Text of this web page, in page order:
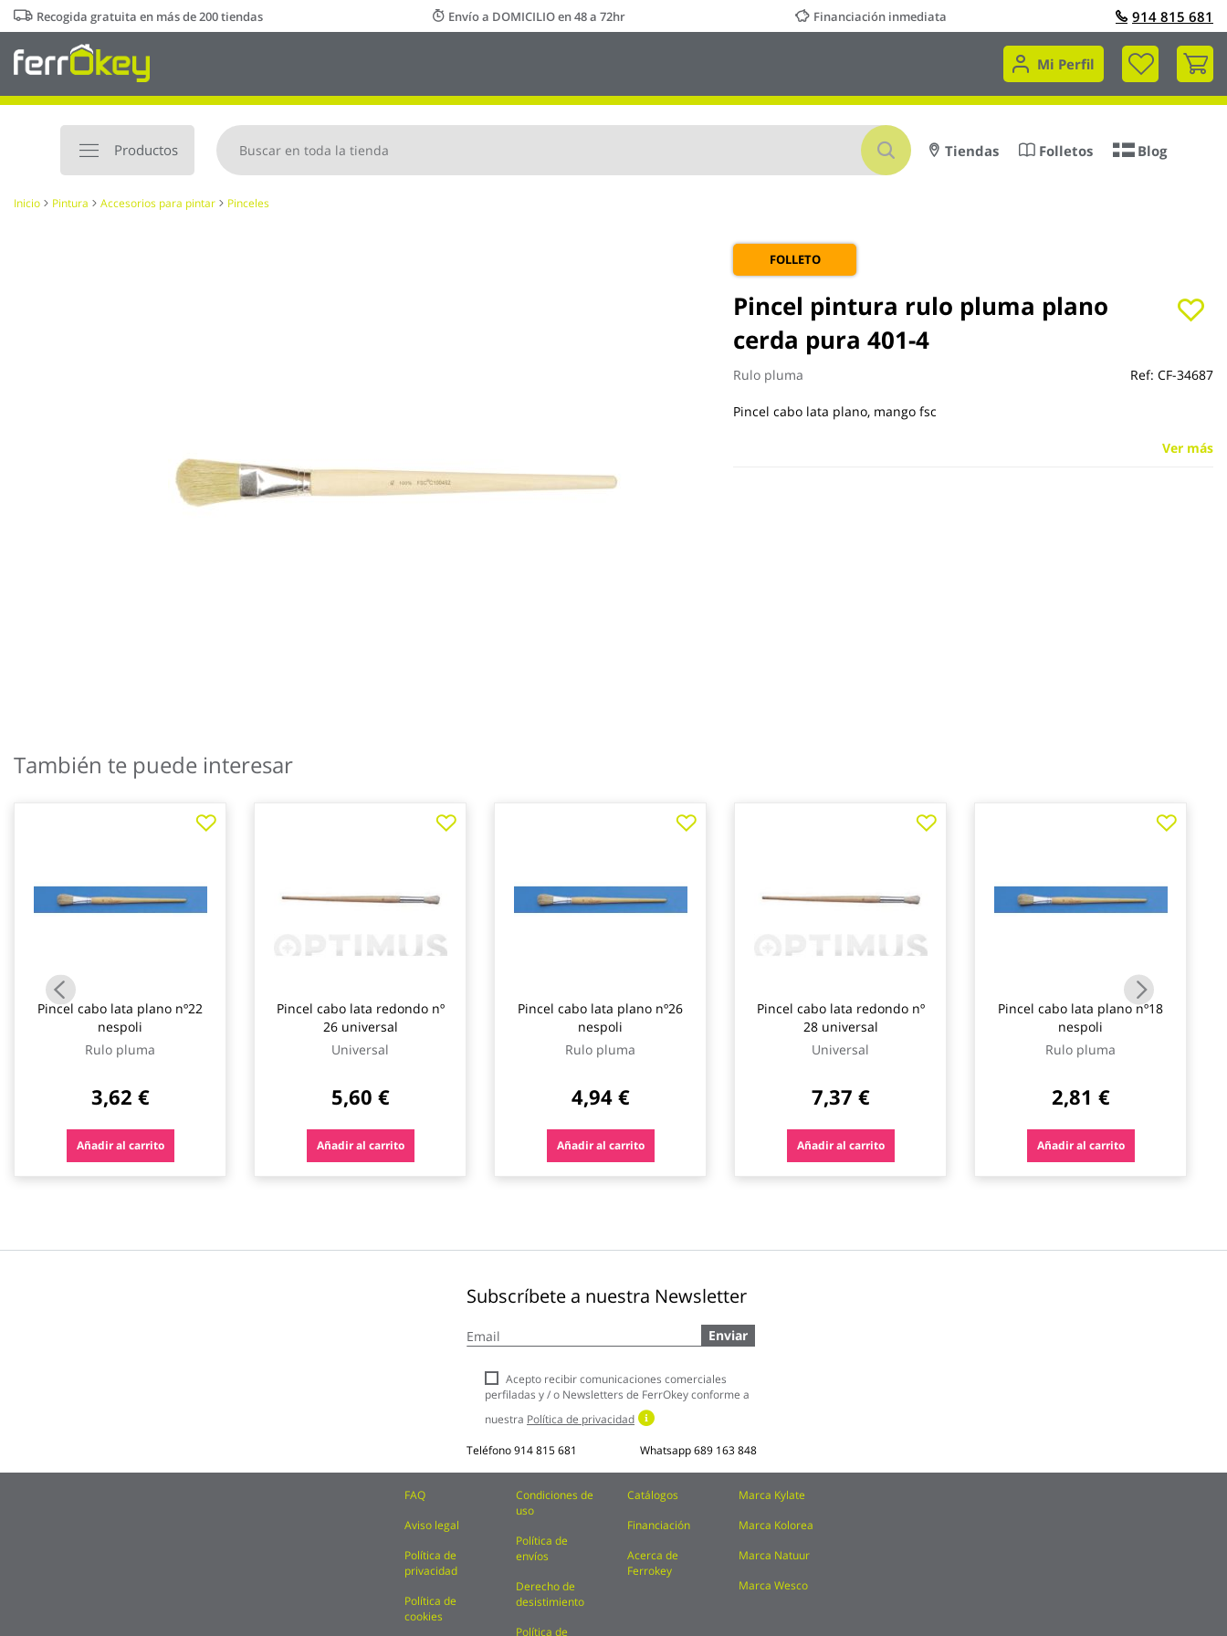
Ir
al
contenido
Recogida gratuita en más de 200 tiendas Envío a DOMICILIO en 48 a 72hr Financiación inmediata 914 815 681
Mi Perfil
Mi
Productos
Buscar
Tiendas Folletos Blog
Inicio Pintura Accesorios para pintar Pinceles
FOLLETO
Pincel pintura rulo pluma plano
cerda pura 401-4
Rulo pluma Ref: CF-34687
Pincel cabo lata plano, mango fsc
Ver más
al
comienzo
También te puede interesar
Pincel cabo lata plano nº22
nespoli
Rulo pluma
3,62 €
Añadir al carrito
Pincel cabo lata redondo nº
26 universal
Universal
5,60 €
Añadir al carrito
Pincel cabo lata plano nº26
nespoli
Rulo pluma
4,94 €
Añadir al carrito
Pincel cabo lata redondo nº
28 universal
Universal
7,37 €
Añadir al carrito
Pincel cabo lata plano nº18
nespoli
Rulo pluma
2,81 €
Añadir al carrito
Subscríbete a nuestra Newsletter
a
boletín
noticias:
Enviar
Acepto recibir comunicaciones comerciales
perfiladas y / o Newsletters de FerrOkey conforme a
nuestra Política de privacidad
Teléfono914 815 681 Whatsapp689 163 848
FAQ
Aviso legal
Política de
privacidad
Política de
cookies
Condiciones de
uso
Política de
envíos
Derecho de
desistimiento
Política de
Catálogos
Financiación
Acerca de
Ferrokey
Marca Kylate
Marca Kolorea
Marca Natuur
Marca Wesco